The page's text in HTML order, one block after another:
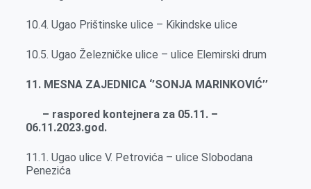
10.4. Ugao Prištinske ulice – Kikindske ulice
10.5. Ugao Železničke ulice – ulice Elemirski drum
11. MESNA ZAJEDNICA ‘’SONJA MARINKOVIĆ’’
– raspored kontejnera za 05.11. –
06.11.2023.god.
11.1. Ugao ulice V. Petrovića – ulice Slobodana
Penezića